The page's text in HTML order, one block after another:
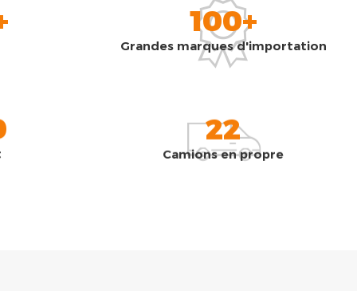
100+
Grandes marques d'importation
22
Camions en propre